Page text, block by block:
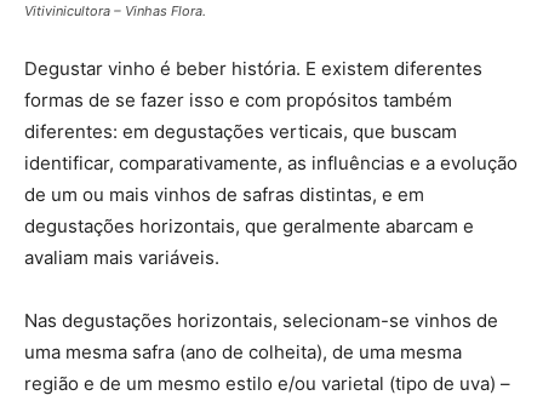
Vitivinicultora – Vinhas Flora.
Degustar vinho é beber história. E existem diferentes
formas de se fazer isso e com propósitos também
diferentes: em degustações verticais, que buscam
identificar, comparativamente, as influências e a evolução
de um ou mais vinhos de safras distintas, e em
degustações horizontais, que geralmente abarcam e
avaliam mais variáveis.
Nas degustações horizontais, selecionam-se vinhos de
uma mesma safra (ano de colheita), de uma mesma
região e de um mesmo estilo e/ou varietal (tipo de uva) –